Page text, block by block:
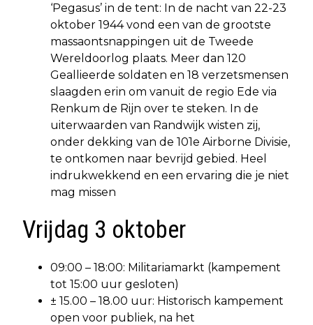
‘Pegasus’ in de tent: In de nacht van 22-23
oktober 1944 vond een van de grootste
massaontsnappingen uit de Tweede
Wereldoorlog plaats. Meer dan 120
Geallieerde soldaten en 18 verzetsmensen
slaagden erin om vanuit de regio Ede via
Renkum de Rijn over te steken. In de
uiterwaarden van Randwijk wisten zij,
onder dekking van de 101e Airborne Divisie,
te ontkomen naar bevrijd gebied. Heel
indrukwekkend en een ervaring die je niet
mag missen
Vrijdag 3 oktober
09:00 – 18:00: Militariamarkt (kampement
tot 15:00 uur gesloten)
± 15.00 – 18.00 uur: Historisch kampement
open voor publiek, na het